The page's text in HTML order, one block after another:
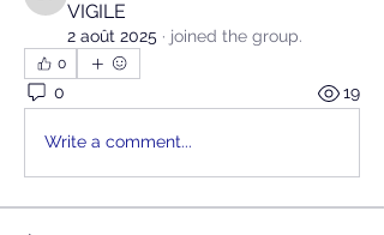
SEKA CHAPAUD LANDRY VIGILE
VIGILE
2 août 2025 · joined the group.
0
0 19
Write a comment...